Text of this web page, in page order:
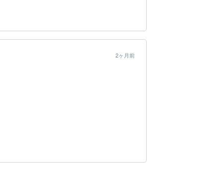
2ヶ月前